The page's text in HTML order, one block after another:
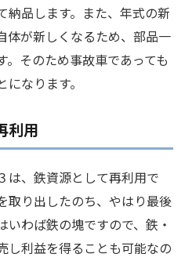
納品します。また、年式の新
体が新しくなるため、部品一
そのため事故車であっても
なります。
利用
は、鉄資源として再利用で
取り出したのち、やはり最後
わば鉄の塊ですので、鉄・
し利益を得ることも可能なの